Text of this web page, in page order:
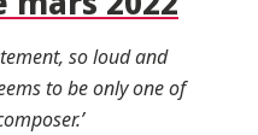
so loud and
to be only one of